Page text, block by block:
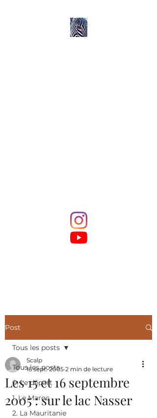
Post
Tous les posts
0. Le départ
1. Le Maroc
2. La Mauritanie
Tous les posts
Les 15 et 16 septembre
2005 : sur le lac Nasser
Scalp
16 sept. 2005 2 min de lecture